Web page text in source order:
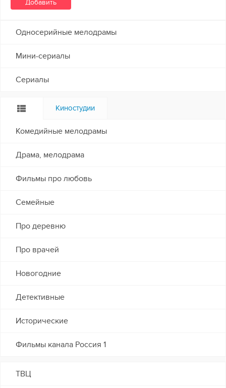
Односерийные мелодрамы
Мини-сериалы
Сериалы
Киностудии
Комедийные мелодрамы
Драма, мелодрама
Фильмы про любовь
Семейные
Про деревню
Про врачей
Новогодние
Детективные
Исторические
Фильмы канала Россия 1
ТВЦ